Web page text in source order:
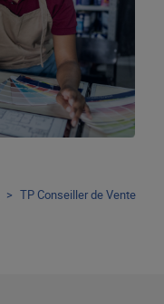
> TP Conseiller de Vente